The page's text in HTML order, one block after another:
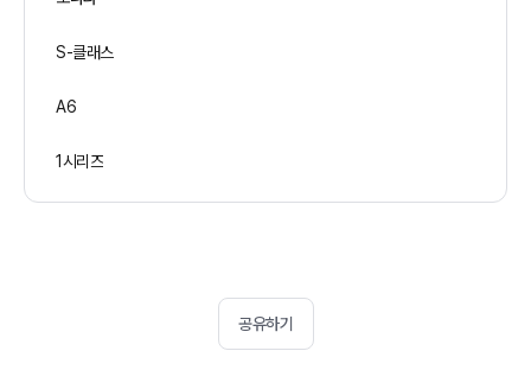
S-클래스
A6
1시리즈
공유하기